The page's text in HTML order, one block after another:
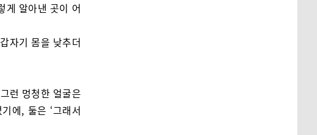
게 알아낸 곳이 어
자기 몸을 낮추더
런 멍청한 얼굴은
에, 둘은 ‘그래서